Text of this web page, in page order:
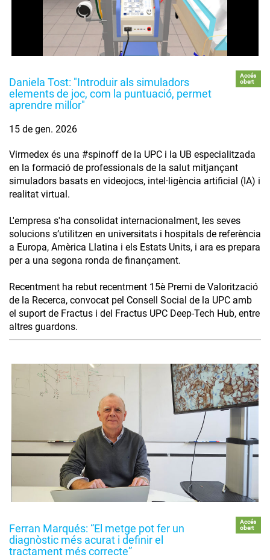
Daniela Tost: "Introduir als simuladors
elements de joc, com la puntuació, permet
aprendre millor"
Accés
obert
15 de gen. 2026
Virmedex és una #spinoff de la UPC i la UB especialitzada
en la formació de professionals de la salut mitjançant
simuladors basats en videojocs, intel·ligència artificial (IA) i
realitat virtual.
L'empresa s'ha consolidat internacionalment, les seves
solucions s’utilitzen en universitats i hospitals de referència
a Europa, Amèrica Llatina i els Estats Units, i ara es prepara
per a una segona ronda de finançament.
Recentment ha rebut recentment 15è Premi de Valorització
de la Recerca, convocat pel Consell Social de la UPC amb
el suport de Fractus i del Fractus UPC Deep-Tech Hub, entre
altres guardons.
Ferran Marqués: “El metge pot fer un
diagnòstic més acurat i definir el
tractament més correcte”
Accés
obert